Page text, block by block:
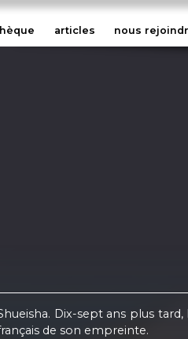
articles nous
Dix-sept ans plus
de son empreinte.